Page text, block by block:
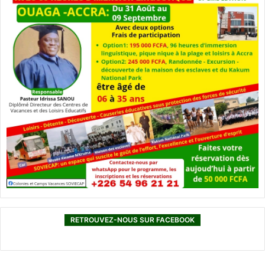
RETROUVEZ-NOUS SUR FACEBOOK